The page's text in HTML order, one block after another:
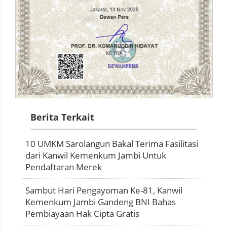
Berita Terkait
10 UMKM Sarolangun Bakal Terima Fasilitasi
dari Kanwil Kemenkum Jambi Untuk
Pendaftaran Merek
Sambut Hari Pengayoman Ke-81, Kanwil
Kemenkum Jambi Gandeng BNI Bahas
Pembiayaan Hak Cipta Gratis